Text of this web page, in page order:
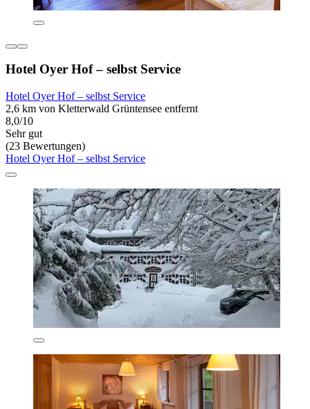
Hotel Oyer Hof – selbst Service
Hotel Oyer Hof – selbst Service
2,6 km von Kletterwald Grüntensee entfernt
8,0/10
Sehr gut
(23 Bewertungen)
Hotel Oyer Hof – selbst Service